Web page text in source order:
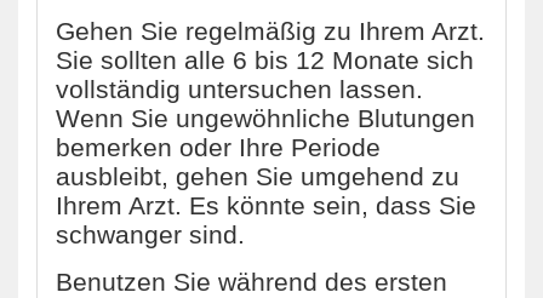
Gehen Sie regelmäßig zu Ihrem Arzt.
Sie sollten alle 6 bis 12 Monate sich
vollständig untersuchen lassen.
Wenn Sie ungewöhnliche Blutungen
bemerken oder Ihre Periode
ausbleibt, gehen Sie umgehend zu
Ihrem Arzt. Es könnte sein, dass Sie
schwanger sind.
Benutzen Sie während des ersten